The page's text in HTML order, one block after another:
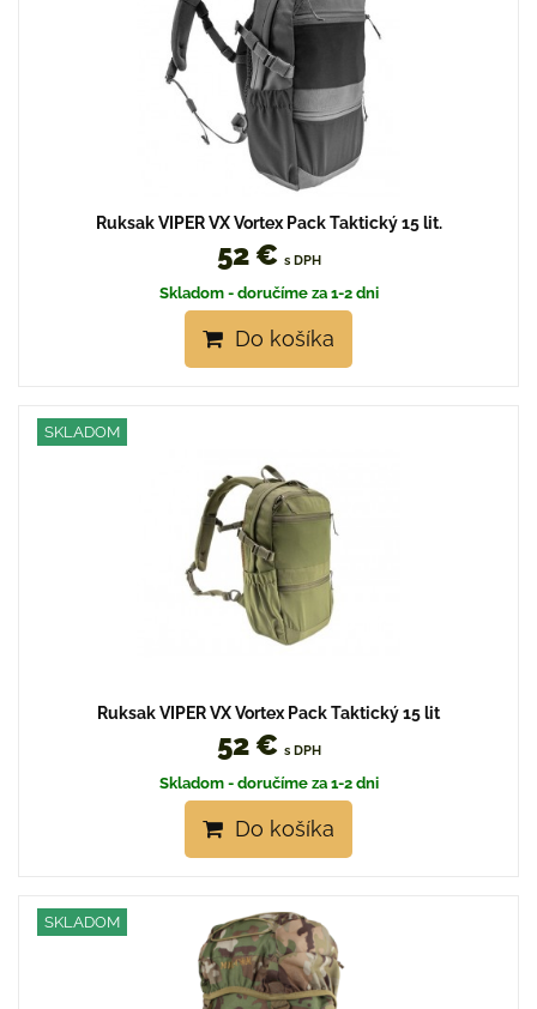
Ruksak VIPER VX Vortex Pack Taktický 15 lit.
52 € s DPH
Skladom - doručíme za 1-2 dni
Do košíka
SKLADOM
Ruksak VIPER VX Vortex Pack Taktický 15 lit
52 € s DPH
Skladom - doručíme za 1-2 dni
Do košíka
SKLADOM